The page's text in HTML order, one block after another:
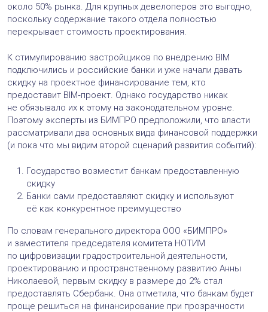
около 50% рынка. Для крупных девелоперов это выгодно,
поскольку содержание такого отдела полностью
перекрывает стоимость проектирования.
К стимулированию застройщиков по внедрению BIM
подключились и российские банки и уже начали давать
скидку на проектное финансирование тем, кто
предоставит BIM‑проект. Однако государство никак
не обязывало их к этому на законодательном уровне.
Поэтому эксперты из БИМПРО предположили, что власти
рассматривали два основных вида финансовой поддержки
(и пока что мы видим второй сценарий развития событий):
Государство возместит банкам предоставленную
скидку
Банки сами предоставляют скидку и используют
её как конкурентное преимущество
По словам генерального директора ООО «БИМПРО»
и заместителя председателя комитета НОТИМ
по цифровизации градостроительной деятельности,
проектированию и пространственному развитию Анны
Николаевой, первым скидку в размере до 2% стал
предоставлять Сбербанк. Она отметила, что банкам будет
проще решиться на финансирование при прозрачности